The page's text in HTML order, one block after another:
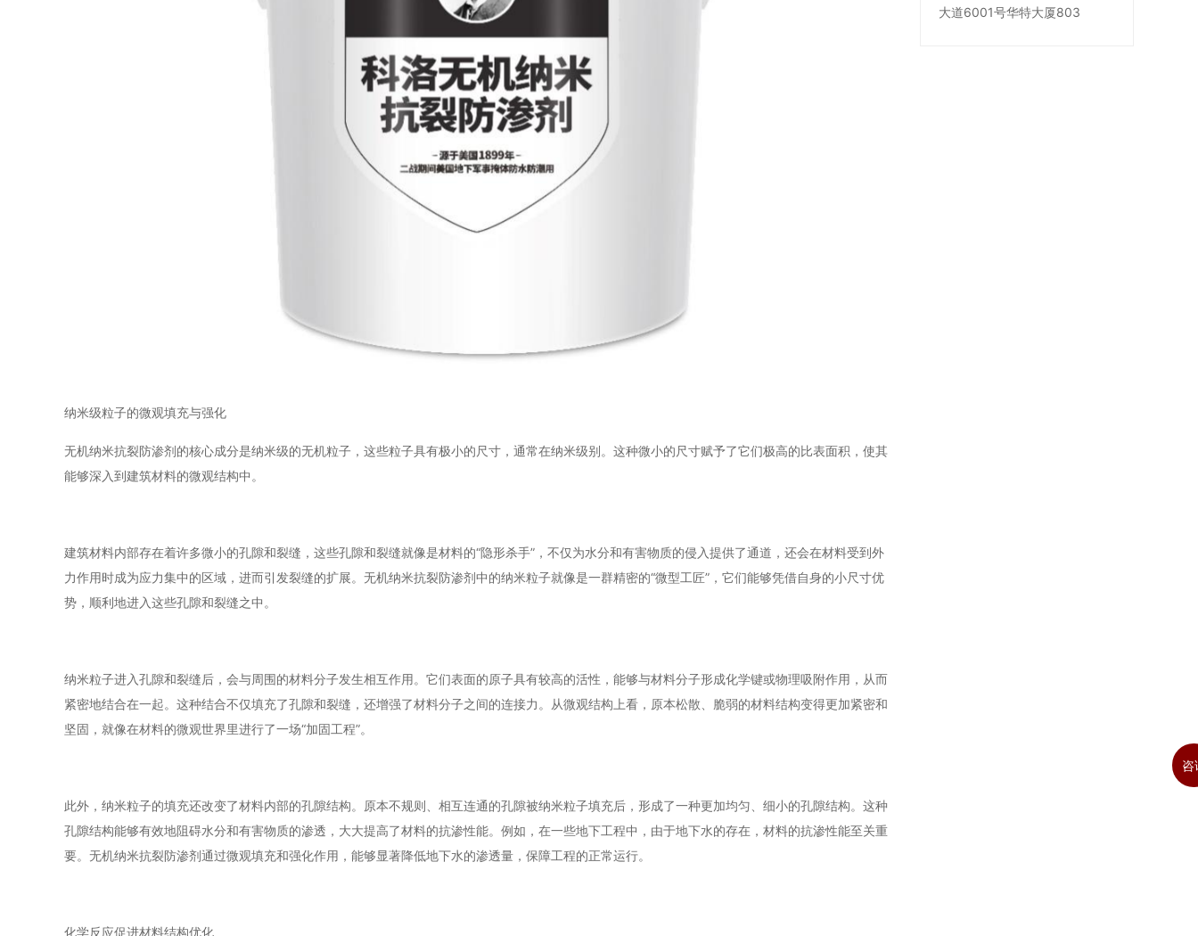
纳米级粒子的微观填充与强化
无机纳米抗裂防渗剂的核心成分是纳米级的无机粒子，这些粒子具有极小的尺寸，通常在纳米级别。这种微小的尺寸赋予了它们极高的比表面积，使其
能够深入到建筑材料的微观结构中。
建筑材料内部存在着许多微小的孔隙和裂缝，这些孔隙和裂缝就像是材料的“隐形杀手”，不仅为水分和有害物质的侵入提供了通道，还会在材料受到外
力作用时成为应力集中的区域，进而引发裂缝的扩展。无机纳米抗裂防渗剂中的纳米粒子就像是一群精密的“微型工匠”，它们能够凭借自身的小尺寸优
势，顺利地进入这些孔隙和裂缝之中。
纳米粒子进入孔隙和裂缝后，会与周围的材料分子发生相互作用。它们表面的原子具有较高的活性，能够与材料分子形成化学键或物理吸附作用，从而
紧密地结合在一起。这种结合不仅填充了孔隙和裂缝，还增强了材料分子之间的连接力。从微观结构上看，原本松散、脆弱的材料结构变得更加紧密和
坚固，就像在材料的微观世界里进行了一场“加固工程”。
此外，纳米粒子的填充还改变了材料内部的孔隙结构。原本不规则、相互连通的孔隙被纳米粒子填充后，形成了一种更加均匀、细小的孔隙结构。这种
孔隙结构能够有效地阻碍水分和有害物质的渗透，大大提高了材料的抗渗性能。例如，在一些地下工程中，由于地下水的存在，材料的抗渗性能至关重
要。无机纳米抗裂防渗剂通过微观填充和强化作用，能够显著降低地下水的渗透量，保障工程的正常运行。
化学反应促进材料结构优化
大道6001号华特大厦803
咨